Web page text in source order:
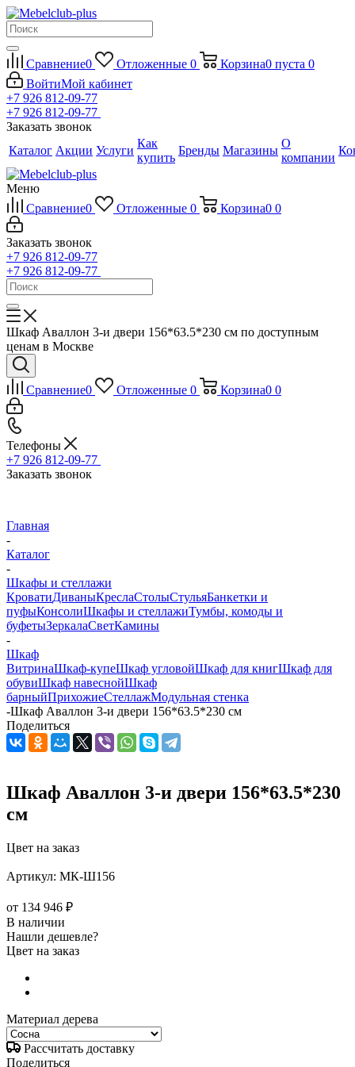
Сравнение0 Отложенные 0 Корзина0 пуста 0
ВойтиМой кабинет
+7 926 812-09-77
+7 926 812-09-77
Заказать звонок
Каталог Акции Услуги
Как
купить
Бренды Магазины
О
компании
Меню
Сравнение0 Отложенные 0 Корзина0 0
Заказать звонок
+7 926 812-09-77
+7 926 812-09-77
Шкаф Аваллон 3-и двери 156*63.5*230 см по доступным
ценам в Москве
Сравнение0 Отложенные 0 Корзина0 0
Телефоны
+7 926 812-09-77
Заказать звонок
Главная
-
Каталог
-
Шкафы и стеллажи
КроватиДиваныКреслаСтолыСтульяБанкетки и
пуфыКонсолиШкафы и стеллажиТумбы, комоды и
буфетыЗеркалаСветКамины
-
Шкаф
ВитринаШкаф-купеШкаф угловойШкаф для книгШкаф для
обувиШкаф навеснойШкаф
барныйПрихожиеСтеллажМодульная стенка
-Шкаф Аваллон 3-и двери 156*63.5*230 см
Поделиться
Шкаф Аваллон 3-и двери 156*63.5*230
см
Цвет на заказ
Артикул: МК-Ш156
от 134 946 ₽
В наличии
Нашли дешевле?
Цвет на заказ
Материал дерева
Рассчитать доставку
Поделиться